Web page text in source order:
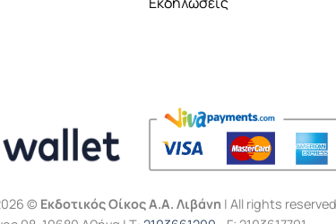
© Εκδοτικός Οίκος Α.Α. Λιβάνη | All rights